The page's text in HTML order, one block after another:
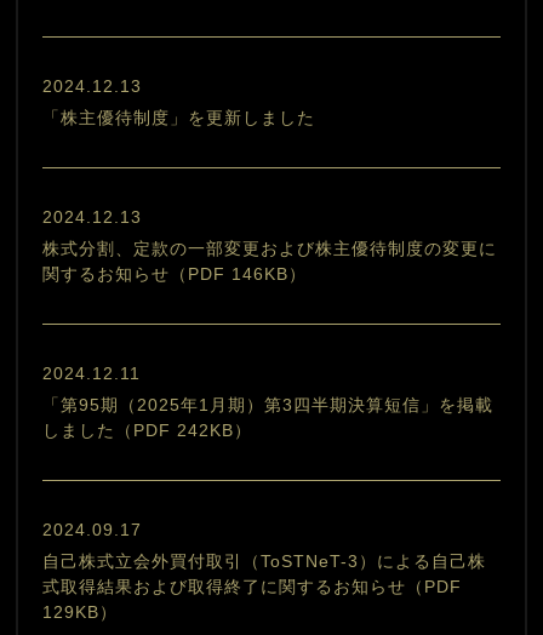
2024.12.13
「株主優待制度」を更新しました
2024.12.13
株式分割、定款の一部変更および株主優待制度の変更に
関するお知らせ（PDF 146KB）
2024.12.11
「第95期（2025年1月期）第3四半期決算短信」を掲載
しました（PDF 242KB）
2024.09.17
自己株式立会外買付取引（ToSTNeT-3）による自己株
式取得結果および取得終了に関するお知らせ（PDF
129KB）